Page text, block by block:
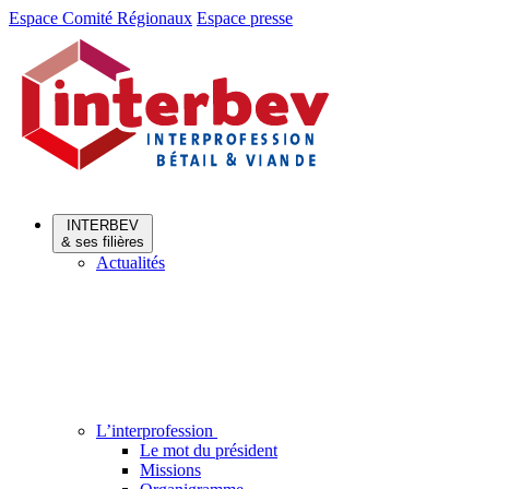
Aller
Aller
contenu
Espace Comité Régionaux Espace presse
INTERBEV
& ses filières
Actualités
L’interprofession
Le mot du président
Missions